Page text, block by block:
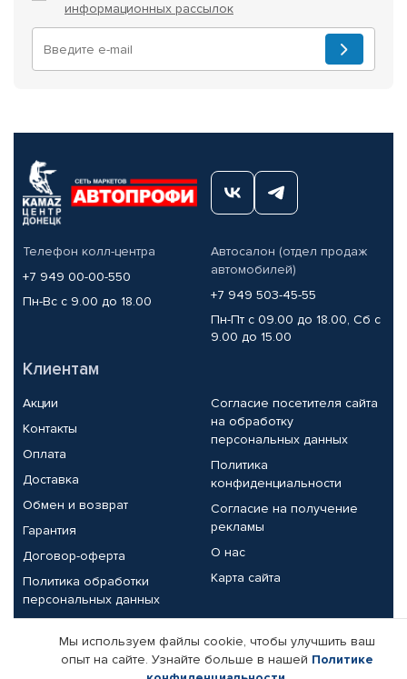
информационных рассылок
Телефон колл-центра
+7 949 00-00-550
Пн-Вс с 9.00 до 18.00
Автосалон (отдел продаж
автомобилей)
+7 949 503-45-55
Пн-Пт с 09.00 до 18.00, Сб с
9.00 до 15.00
Клиентам
Акции
Контакты
Оплата
Доставка
Обмен и возврат
Гарантия
Договор-оферта
Политика обработки
персональных данных
Согласие посетителя сайта
на обработку
персональных данных
Политика
конфиденциальности
Согласие на получение
рекламы
О нас
Карта сайта
Партнерам
Корпоративным клиентам Реквизиты компании
Мы используем файлы cookie, чтобы улучшить ваш
опыт на сайте. Узнайте больше в нашей Политике